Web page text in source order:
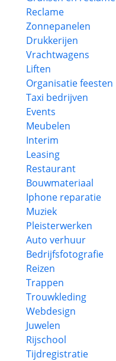
Reclame
Zonnepanelen
Drukkerijen
Vrachtwagens
Liften
Organisatie feesten
Taxi bedrijven
Events
Meubelen
Interim
Leasing
Restaurant
Bouwmateriaal
Iphone reparatie
Muziek
Pleisterwerken
Auto verhuur
Bedrijfsfotografie
Reizen
Trappen
Trouwkleding
Webdesign
Juwelen
Rijschool
Tijdregistratie